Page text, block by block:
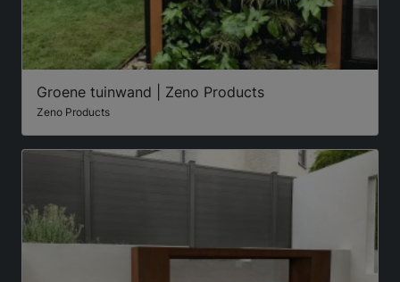
Groene tuinwand | Zeno Products
Zeno Products